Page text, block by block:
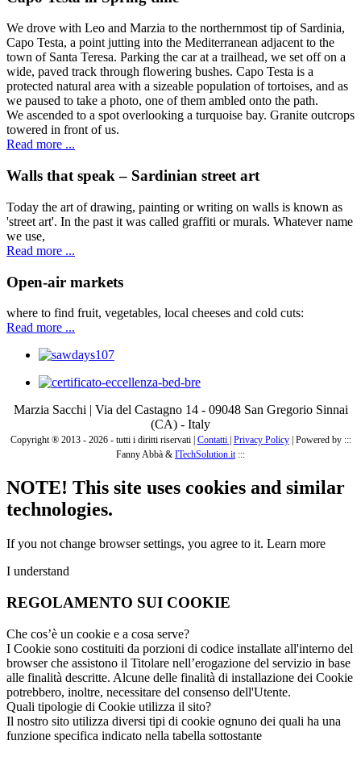
We drove with Leo and Marzia to the northernmost tip of Sardinia,
Capo Testa, a point jutting into the Mediterranean adjacent to the
town of Santa Teresa. Parking the car at a trailhead, we set off on a
wide, paved track through flowering bushes. Capo Testa is a
protected natural area with a sizeable population of tortoises, and as
we paused to take a photo, one of them ambled onto the path.
We ascended to a spot overlooking a turquoise bay. Granite outcrops
towered in front of us.
Read more ...
Walls that speak – Sardinian street art
Today the art of drawing, painting or writing on walls is known as
'street art'. In the past it was called graffiti or murals. Whatever name
we use,
Read more ...
Open-air markets
where to find fruit, vegetables, local cheeses and cold cuts:
Read more ...
Marzia Sacchi | Via del Castagno 14 - 09048 San Gregorio Sinnai
(CA) - Italy
Copyright ® 2013 - 2026 - tutti i diritti riservati | Contatti Privacy Policy| Powered by :::
Fanny Abbà & ITechSolution.it:::
NOTE! This site uses cookies and similar
technologies.
If you not change browser settings, you agree to it. Learn more
I understand
REGOLAMENTO SUI COOKIE
Che cos’è un cookie e a cosa serve?
I Cookie sono costituiti da porzioni di codice installate all'interno del
browser che assistono il Titolare nell’erogazione del servizio in base
alle finalità descritte. Alcune delle finalità di installazione dei Cookie
potrebbero, inoltre, necessitare del consenso dell'Utente.
Quali tipologie di Cookie utilizza il sito?
Il nostro sito utilizza diversi tipi di cookie ognuno dei quali ha una
funzione specifica indicato nella tabella sottostante